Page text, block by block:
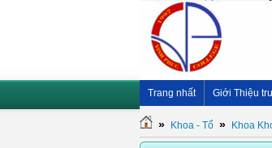
Trang nhất Giới Thiệu
» Khoa - Tổ » Khoa